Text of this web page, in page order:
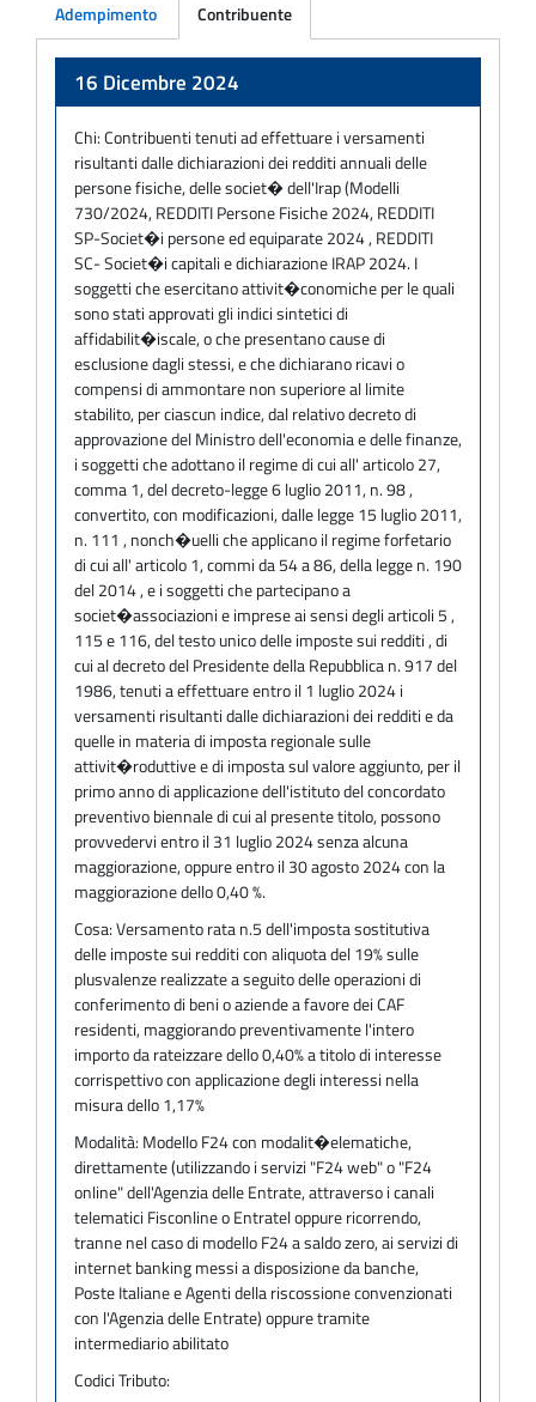
Adempimento Contribuente
16 Dicembre 2024
Chi:Contribuenti tenuti ad effettuare i versamenti
risultanti dalle dichiarazioni dei redditi annuali delle
persone fisiche, delle societ� dell'Irap (Modelli
730/2024, REDDITI Persone Fisiche 2024, REDDITI
SP-Societ�i persone ed equiparate 2024 , REDDITI
SC- Societ�i capitali e dichiarazione IRAP 2024. I
soggetti che esercitano attivit�conomiche per le quali
sono stati approvati gli indici sintetici di
affidabilit�iscale, o che presentano cause di
esclusione dagli stessi, e che dichiarano ricavi o
compensi di ammontare non superiore al limite
stabilito, per ciascun indice, dal relativo decreto di
approvazione del Ministro dell'economia e delle finanze,
i soggetti che adottano il regime di cui all' articolo 27,
comma 1, del decreto-legge 6 luglio 2011, n. 98 ,
convertito, con modificazioni, dalle legge 15 luglio 2011,
n. 111 , nonch�uelli che applicano il regime forfetario
di cui all' articolo 1, commi da 54 a 86, della legge n. 190
del 2014 , e i soggetti che partecipano a
societ�associazioni e imprese ai sensi degli articoli 5 ,
115 e 116, del testo unico delle imposte sui redditi , di
cui al decreto del Presidente della Repubblica n. 917 del
1986, tenuti a effettuare entro il 1 luglio 2024 i
versamenti risultanti dalle dichiarazioni dei redditi e da
quelle in materia di imposta regionale sulle
attivit�roduttive e di imposta sul valore aggiunto, per il
primo anno di applicazione dell'istituto del concordato
preventivo biennale di cui al presente titolo, possono
provvedervi entro il 31 luglio 2024 senza alcuna
maggiorazione, oppure entro il 30 agosto 2024 con la
maggiorazione dello 0,40 %.
Cosa:Versamento rata n.5 dell'imposta sostitutiva
delle imposte sui redditi con aliquota del 19% sulle
plusvalenze realizzate a seguito delle operazioni di
conferimento di beni o aziende a favore dei CAF
residenti, maggiorando preventivamente l'intero
importo da rateizzare dello 0,40% a titolo di interesse
corrispettivo con applicazione degli interessi nella
misura dello 1,17%
Modalità: Modello F24 con modalit�elematiche,
direttamente (utilizzando i servizi "F24 web" o "F24
online" dell'Agenzia delle Entrate, attraverso i canali
telematici Fisconline o Entratel oppure ricorrendo,
tranne nel caso di modello F24 a saldo zero, ai servizi di
internet banking messi a disposizione da banche,
Poste Italiane e Agenti della riscossione convenzionati
con l'Agenzia delle Entrate) oppure tramite
intermediario abilitato
Codici Tributo: